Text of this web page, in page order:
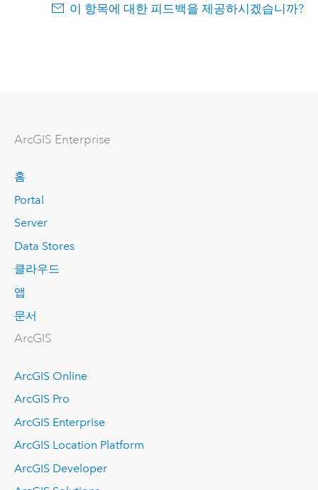
이 항목에 대한 피드백을 제공하시겠습니까?
ArcGIS Enterprise
홈
Portal
Server
Data Stores
클라우드
앱
문서
ArcGIS
ArcGIS Online
ArcGIS Pro
ArcGIS Enterprise
ArcGIS Location Platform
ArcGIS Developer